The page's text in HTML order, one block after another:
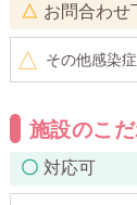
お問合わせ
その他感染症
施設のこ
対応可